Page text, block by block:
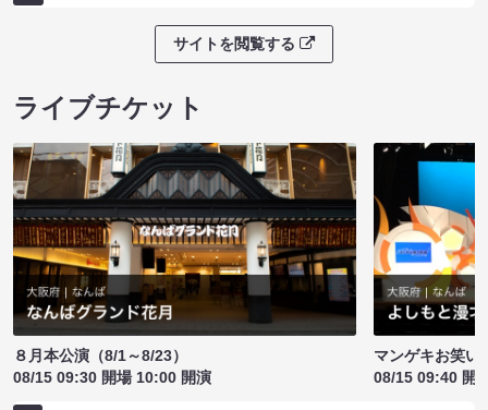
サイトを閲覧する
ライブチケット
８月本公演（8/1～8/23）
08/15 09:30 開場 10:00 開演
マンゲキお笑い
08/15 09:40 開